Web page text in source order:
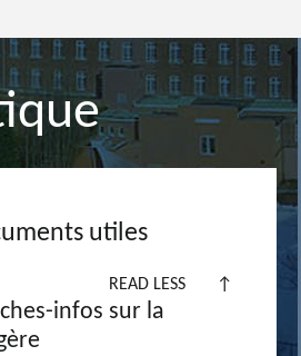
utiles
READ LESS ↑
infos sur la